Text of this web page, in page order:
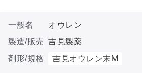
一般名
オウレン
製造/販売 吉見製薬
剤形/規格
吉見オウレン末M